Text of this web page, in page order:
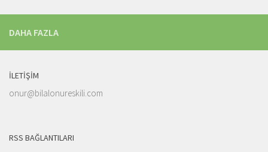
DAHA FAZLA
İLETIŞIM
onur@bilalonureskili.com
RSS BAĞLANTILARI